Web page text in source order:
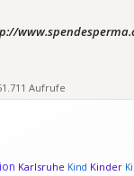
Aufrufe
Karlsruhe Kind Kinder